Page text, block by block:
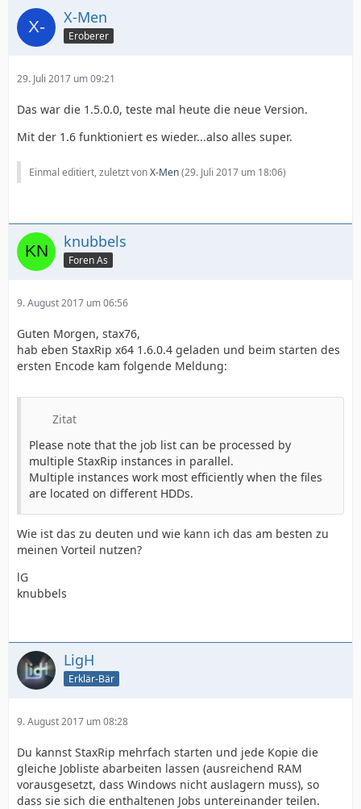
X-Men
Eroberer
29. Juli 2017 um 09:21
Das war die 1.5.0.0, teste mal heute die neue Version.
Mit der 1.6 funktioniert es wieder...also alles super.
Einmal editiert, zuletzt vonX-Men(29. Juli 2017 um 18:06)
knubbels
Foren As
9. August 2017 um 06:56
Guten Morgen, stax76,
hab eben StaxRip x64 1.6.0.4 geladen und beim starten des
ersten Encode kam folgende Meldung:
Zitat
Please note that the job list can be processed by
multiple StaxRip instances in parallel.
Multiple instances work most efficiently when the files
are located on different HDDs.
Wie ist das zu deuten und wie kann ich das am besten zu
meinen Vorteil nutzen?
lG
knubbels
LigH
Erklär-Bär
9. August 2017 um 08:28
Du kannst StaxRip mehrfach starten und jede Kopie die
gleiche Jobliste abarbeiten lassen (ausreichend RAM
vorausgesetzt, dass Windows nicht auslagern muss), so
dass sie sich die enthaltenen Jobs untereinander teilen.